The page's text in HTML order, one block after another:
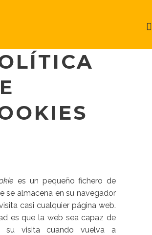
es un pequeño fichero de
se almacena en su navegador
casi cualquier página web.
es que la web sea capaz de
su visita cuando vuelva a